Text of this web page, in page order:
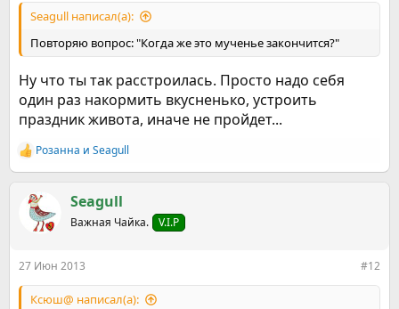
Seagull написал(а):
Повторяю вопрос: "Когда же это мученье закончится?"
Ну что ты так расстроилась. Просто надо себя
один раз накормить вкусненько, устроить
праздник живота, иначе не пройдет...
Р
е
Розанна и Seagull
Seagull
Важная Чайка. V.I.P
27 Июн 2013 #12
Ксюш@ написал(а):